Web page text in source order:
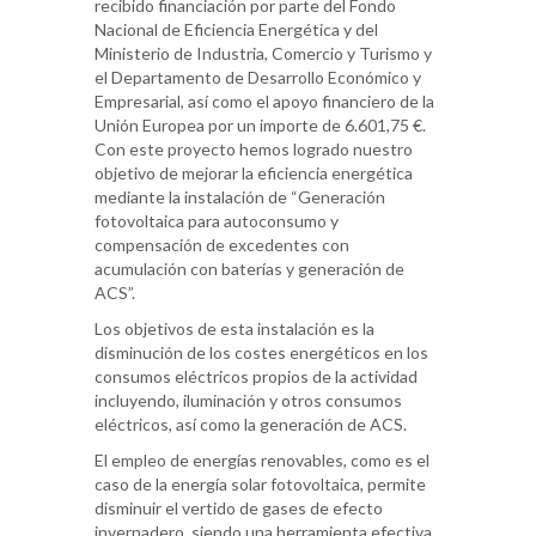
recibido financiación por parte del Fondo
Nacional de Eficiencia Energética y del
Ministerio de Industria, Comercio y Turismo y
el Departamento de Desarrollo Económico y
Empresarial, así como el apoyo financiero de la
Unión Europea por un importe de 6.601,75 €.
Con este proyecto hemos logrado nuestro
objetivo de mejorar la eficiencia energética
mediante la instalación de “Generación
fotovoltaica para autoconsumo y
compensación de excedentes con
acumulación con baterías y generación de
ACS”.
Los objetivos de esta instalación es la
disminución de los costes energéticos en los
consumos eléctricos propios de la actividad
incluyendo, iluminación y otros consumos
eléctricos, así como la generación de ACS.
El empleo de energías renovables, como es el
caso de la energía solar fotovoltaica, permite
disminuir el vertido de gases de efecto
invernadero, siendo una herramienta efectiva